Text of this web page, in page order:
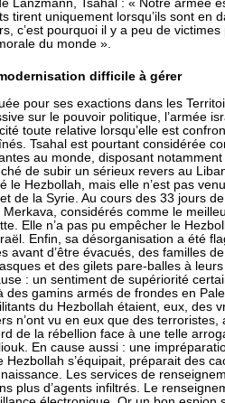
Lanzmann, Tsahal : « Notre armée
tirent uniquement lorsqu’ils sont en
c’est pourquoi il y a peu de
du monde ».
difficile à gérer
pour ses exactions dans les
sur le pouvoir politique, l’armée
toute relative lorsqu’elle est
Tsahal est pourtant considérée
au monde, disposant
de subir un sérieux revers au
le Hezbollah, mais elle n’est pas
et de la Syrie. Au cours des 33 jours
Merkava, considérés comme le
Elle n’a pas pu empêcher le
Enfin, sa désorganisation a été
avant d’être évacués, des familles
et des gilets pare-balles à
: un sentiment de supériorité
des gamins armés de frondes en
du Hezbollah étaient, eux, des
n’ont vu en eux que des
de la rébellion face à une telle
En cause aussi : une
Hezbollah s’équipait, préparait des
Les services de
plus d’agents infiltrés. Le